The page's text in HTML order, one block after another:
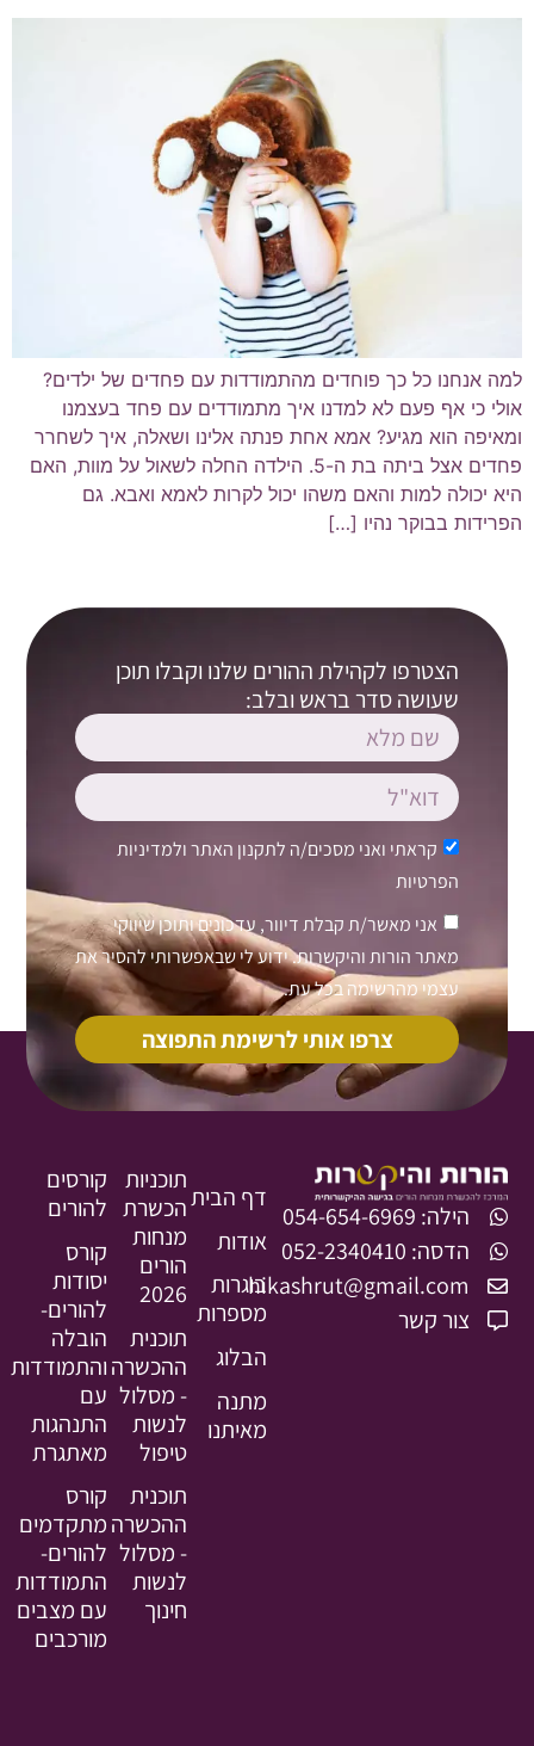
למה אנחנו כל כך פוחדים מהתמודדות עם פחדים של ילדים?
אולי כי אף פעם לא למדנו איך מתמודדים עם פחד בעצמנו
ומאיפה הוא מגיע? אמא אחת פנתה אלינו ושאלה, איך לשחרר
פחדים אצל ביתה בת ה-5. הילדה החלה לשאול על מוות, האם
היא יכולה למות והאם משהו יכול לקרות לאמא ואבא. גם
הפרידות בבוקר נהיו […]
הצטרפו לקהילת ההורים שלנו וקבלו תוכן
שעושה סדר בראש ובלב:
קראתי ואני מסכים/ה לתקנון האתרולמדיניות
הפרטיות
אני מאשר/ת קבלת דיוור, עדכונים ותוכן שיווקי
מאתר הורות והיקשרות. ידוע לי שבאפשרותי להסיר את
עצמי מהרשימה בכל עת.
צרפו אותי לרשימת התפוצה
הילה: 054-654-6969
הדסה: 052-2340410
hikashrut@gmail.com
צור קשר
דף הבית
אודות
בוגרות
מספרות
הבלוג
מתנה
מאיתנו
תוכניות
הכשרת
מנחות
הורים
2026
תוכנית
ההכשרה
- מסלול
לנשות
טיפול
תוכנית
ההכשרה
- מסלול
לנשות
חינוך
קורסים
להורים
קורס
יסודות
להורים-
הובלה
והתמודדות
עם
התנהגות
מאתגרת
קורס
מתקדמים
להורים-
התמודדות
עם מצבים
מורכבים